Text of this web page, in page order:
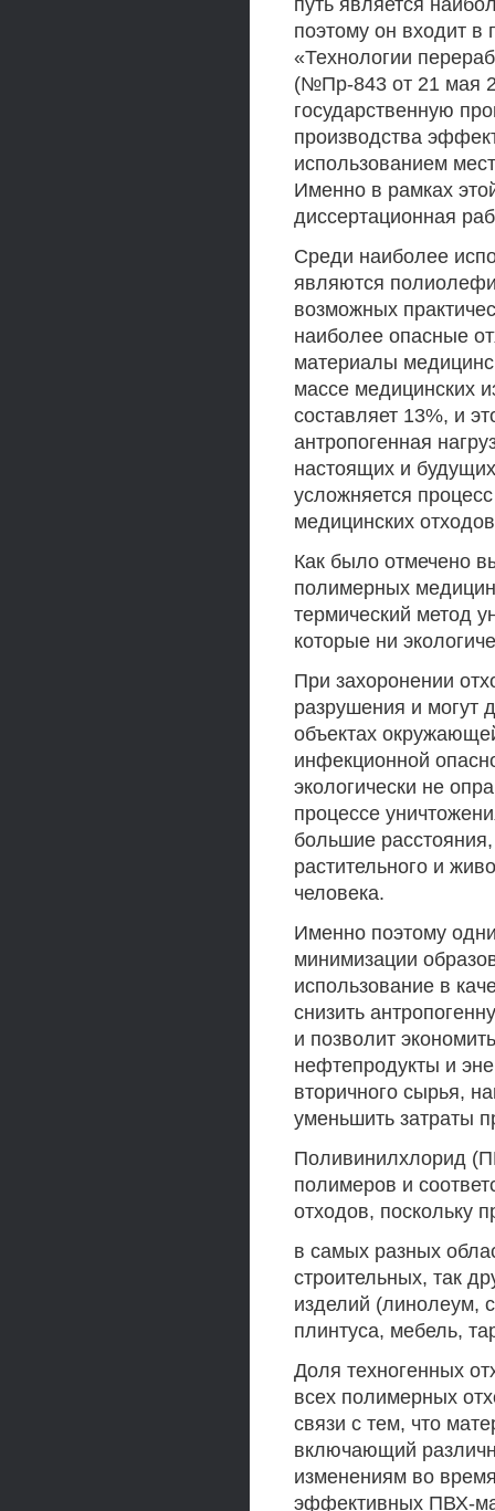
путь является
поэтому он входит в
«Технологии
(№Пр-843 от 21 мая
государственную
производства
использованием
Именно в рамках
диссертационная
Среди наиболее
являются
возможных
наиболее опасные
материалы
массе медицинских
составляет 13%, и
антропогенная
настоящих и
усложняется
медицинских
Как было отмечено
полимерных
термический метод
которые ни
При захоронении
разрушения и могут
объектах
инфекционной
экологически не
процессе
большие
растительного и
человека.
Именно поэтому
минимизации
использование в
снизить
и позволит
нефтепродукты и
вторичного сырья,
уменьшить затраты
Поливинилхлорид
полимеров и
отходов, поскольку
в самых разных
строительных, так
изделий (линолеум,
плинтуса, мебель,
Доля техногенных
всех полимерных
связи с тем, что
включающий
изменениям во
эффективных ПВХ-